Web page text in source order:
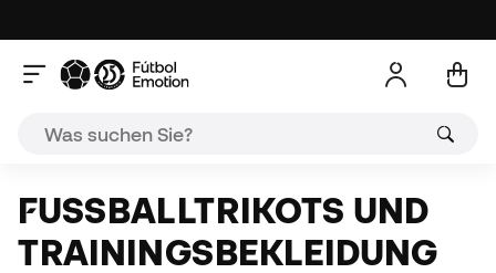
FUSSBALLTRIKOTS UND T
RAININGSBEKLEIDUNG